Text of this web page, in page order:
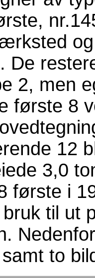
De
2, men
første 8
12
3,0
første i
til ut
to